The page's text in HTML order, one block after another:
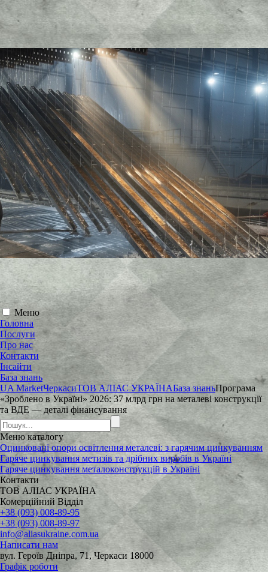
Меню
Головна
Послуги
Про нас
Контакти
Інсайти
База знань
UA MarketЧеркасиТОВ АЛІАС УКРАЇНАБаза знаньПрограма
«Зроблено в Україні» 2026: 37 млрд грн на металеві конструкції
та ВДЕ — деталі фінансування
Менюкаталогу
Оцинковані опори освітлення металеві: з гарячим цинкуванням
Гаряче цинкування метизів та дрібних виробів в Україні
Гаряче цинкування металоконструкцій в Україні
Контакти
ТОВ АЛІАС УКРАЇНА
Комерційний Відділ
+38 (093) 008-89-95
+38 (093) 008-89-97
info@aliasukraine.com.ua
Написати нам
вул. Героїв Дніпра, 71, Черкаси 18000
Графік роботи